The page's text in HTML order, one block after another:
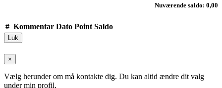
Nuværende saldo: 0,00
# Kommentar Dato Point Saldo
Luk
×
Vælg herunder om må kontakte dig. Du kan altid ændre dit valg
under min profil.